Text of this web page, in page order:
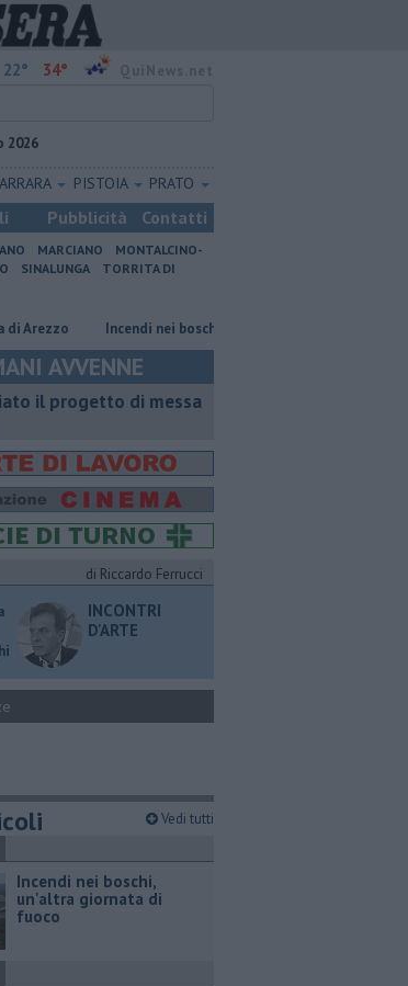
22° 34°
2026
PISTOIA PRATO
Pubblicità Contatti
MARCIANO
MONTALCINO-
SINALUNGA
TORRITA DI
Incendi nei boschi, un'altra giornata di fuoco
AVVENNE
il progetto di messa
di Riccardo Ferrucci
INCONTRI
D'ARTE
Vedi tutti
Incendi nei boschi,
un'altra giornata di
fuoco